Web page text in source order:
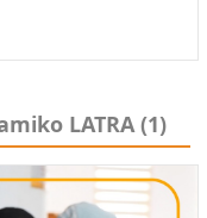
LATRA (1)